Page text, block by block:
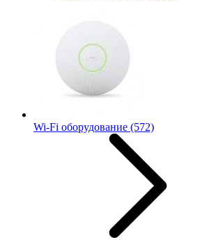
Wi-Fi оборудование (572)